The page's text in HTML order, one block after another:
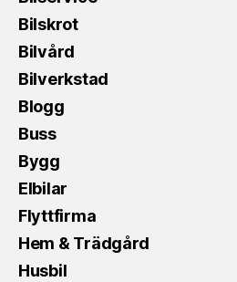
Bilskrot
Bilvård
Bilverkstad
Blogg
Buss
Bygg
Elbilar
Flyttfirma
Hem & Trädgård
Husbil